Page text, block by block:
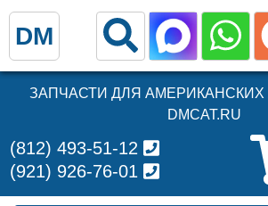
ЗАПЧАСТИ ДЛЯ
DMCAT.RU
(812) 493-51-12
(921) 926-76-01
DM